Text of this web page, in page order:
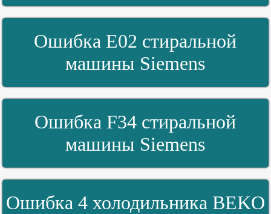
Ошибка E02 стиральной
машины Siemens
Ошибка F34 стиральной
машины Siemens
Ошибка 4 холодильника BEKO